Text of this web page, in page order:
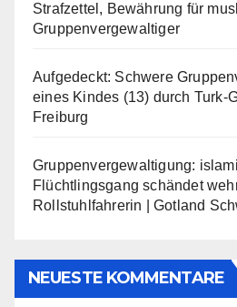
Strafzettel, Bewährung für
Gruppenvergewaltiger
Aufgedeckt: Schwere
eines Kindes (13) durch Turk-
Freiburg
Gruppenvergewaltigung:
Flüchtlingsgang schändet
Rollstuhlfahrerin | Gotland
NEUESTE KOMMENTARE